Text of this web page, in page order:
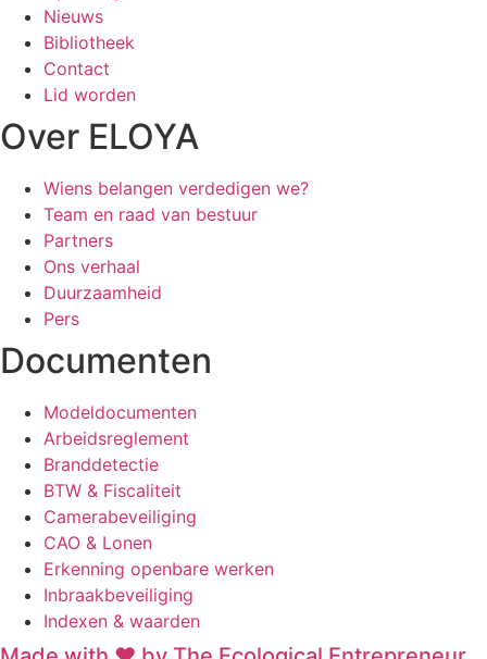
Nieuws
Bibliotheek
Contact
Lid worden
Over ELOYA
Wiens belangen verdedigen we?
Team en raad van bestuur
Partners
Ons verhaal
Duurzaamheid
Pers
Documenten
Modeldocumenten
Arbeidsreglement
Branddetectie
BTW & Fiscaliteit
Camerabeveiliging
CAO & Lonen
Erkenning openbare werken
Inbraakbeveiliging
Indexen & waarden